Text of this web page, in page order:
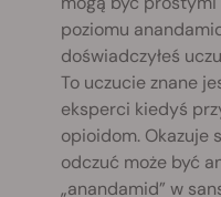
poziomu
doświadczyłeś
To uczucie znane
eksperci kiedyś
opioidom. Okazuje
odczuć może być
„anandamid” w